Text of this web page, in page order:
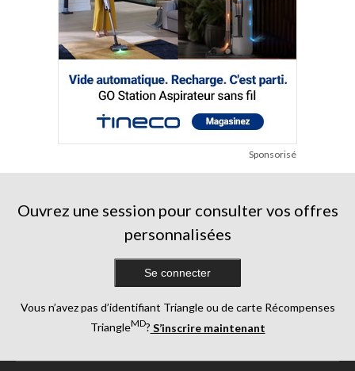
Sponsorisé
Ouvrez une session pour consulter vos offres
personnalisées
Se connecter
Vous n’avez pas d’identifiant Triangle ou de carte Récompenses
TriangleMD? S’inscrire maintenant